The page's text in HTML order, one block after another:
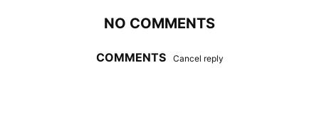
NO COMMENTS
COMMENTS Cancel reply